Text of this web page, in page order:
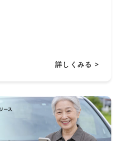
詳しくみる >